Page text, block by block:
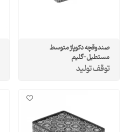
صندوقچه دکوپاژ متوسط
مستطيل-گلیم
توقف تولید